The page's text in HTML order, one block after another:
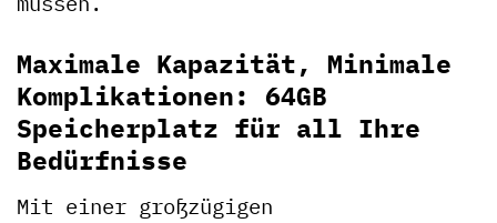
Maximale Kapazität, Minimale
Komplikationen: 64GB
Speicherplatz für all Ihre
Bedürfnisse
Mit einer großzügigen